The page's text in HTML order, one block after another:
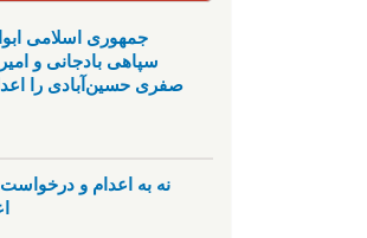
جمهوری اسلامی
سپاهی بادجانی و
صفری حسین‌آبادی را
نه به اعدام و